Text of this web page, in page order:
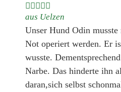

aus Uelzen
Unser Hund Odin
Not operiert werden. Er
wusste.
Narbe. Das hinderte ihn
daran,sich selbst